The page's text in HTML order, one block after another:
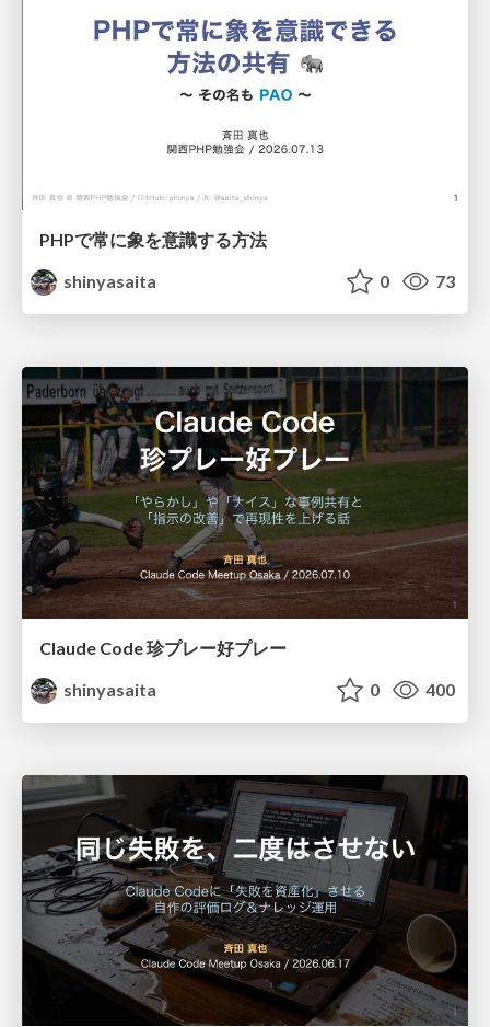
PHPで常に象を意識する方法
shinyasaita
0 73
Claude Code 珍プレー好プレー
shinyasaita
0 400